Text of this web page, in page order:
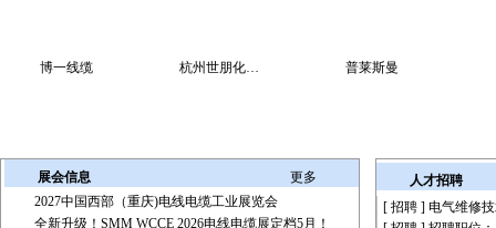
博一线缆 杭州世朋化… 普莱斯曼
展会信息
更多
2027中国西部（重庆)电线电缆工业展览会
全新升级！SMM WCCE 2026电线电缆展定档5月！
人才招聘
[ 招聘 ] 电气维修